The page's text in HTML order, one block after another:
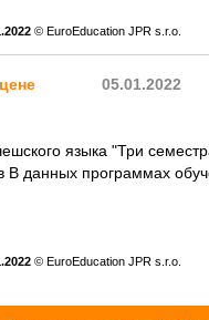
© EuroEducation JPR s.r.o.
05.01.2022
языка "Три
В данных программах
© EuroEducation JPR s.r.o.